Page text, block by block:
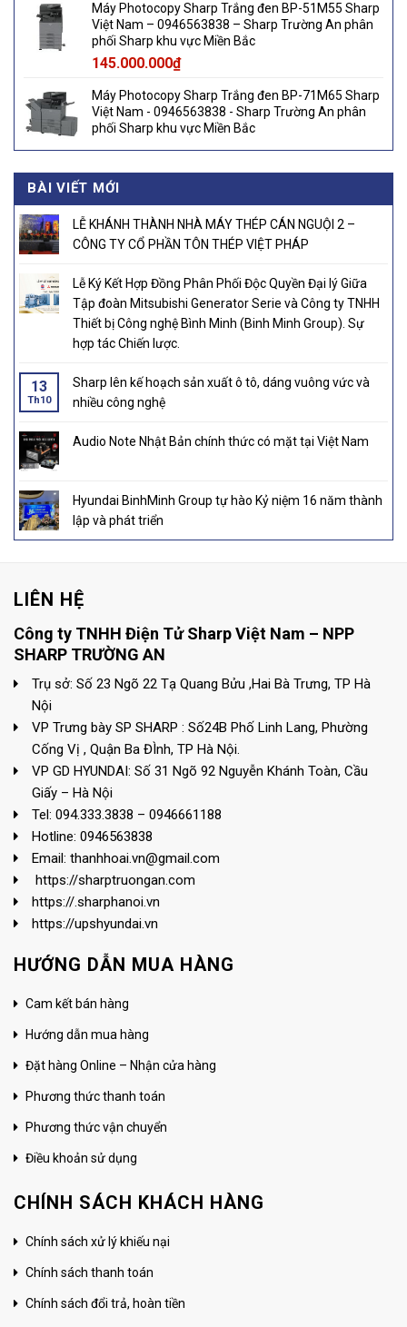
Máy Photocopy Sharp Trắng đen BP-51M55 Sharp
Việt Nam – 0946563838 – Sharp Trường An phân
phối Sharp khu vực Miền Bắc
145.000.000₫
Máy Photocopy Sharp Trắng đen BP-71M65 Sharp
Việt Nam - 0946563838 - Sharp Trường An phân
phối Sharp khu vực Miền Bắc
BÀI VIẾT MỚI
LỄ KHÁNH THÀNH NHÀ MÁY THÉP CÁN NGUỘI 2 –
CÔNG TY CỔ PHẦN TÔN THÉP VIỆT PHÁP
Lễ Ký Kết Hợp Đồng Phân Phối Độc Quyền Đại lý Giữa
Tập đoàn Mitsubishi Generator Serie và Công ty TNHH
Thiết bị Công nghệ Bình Minh (Binh Minh Group). Sự
hợp tác Chiến lược.
13
Th10
Sharp lên kế hoạch sản xuất ô tô, dáng vuông vức và
nhiều công nghệ
Audio Note Nhật Bản chính thức có mặt tại Việt Nam
Hyundai BinhMinh Group tự hào Kỷ niệm 16 năm thành
lập và phát triển
LIÊN HỆ
Công ty TNHH Điện Tử Sharp Việt Nam – NPP
SHARP TRƯỜNG AN
Trụ sở: Số 23 Ngõ 22 Tạ Quang Bửu ,Hai Bà Trưng, TP Hà
Nội
VP Trưng bày SP SHARP : Số24B Phố Linh Lang, Phường
Cống Vị , Quận Ba ĐÌnh, TP Hà Nội.
VP GD HYUNDAI: Số 31 Ngõ 92 Nguyễn Khánh Toàn, Cầu
Giấy – Hà Nội
Tel: 094.333.3838 – 0946661188
Hotline: 0946563838
Email: thanhhoai.vn@gmail.com
https://sharptruongan.com
https://.sharphanoi.vn
https://upshyundai.vn
HƯỚNG DẪN MUA HÀNG
Cam kết bán hàng
Hướng dẫn mua hàng
Đặt hàng Online – Nhận cửa hàng
Phương thức thanh toán
Phương thức vận chuyển
Điều khoản sử dụng
CHÍNH SÁCH KHÁCH HÀNG
Chính sách xử lý khiếu nại
Chính sách thanh toán
Chính sách đổi trả, hoàn tiền